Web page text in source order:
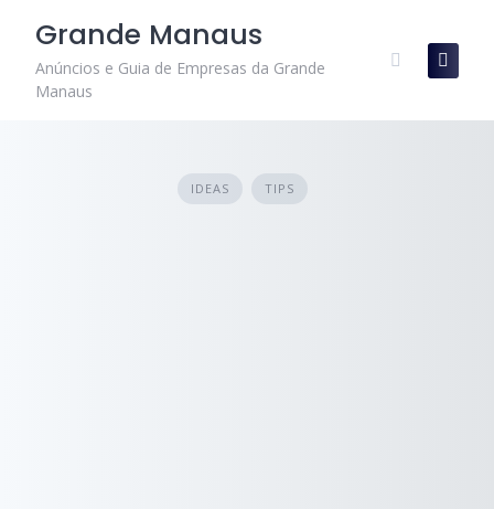
content
Grande Manaus
Anúncios e Guia de Empresas da Grande
Manaus
IDEAS TIPS